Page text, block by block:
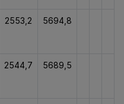
2553,2 5694,8
2544,7 5689,5